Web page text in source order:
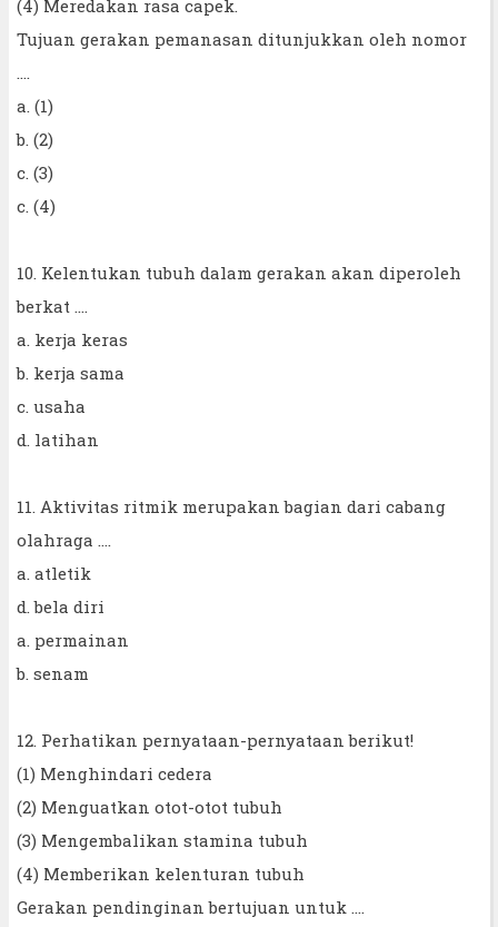
(4) Meredakan rasa capek.
Tujuan gerakan pemanasan ditunjukkan oleh nomor
a. (1)
b. (2)
c. (3)
c. (4)
10. Kelentukan tubuh dalam gerakan akan diperoleh
berkat ....
a. kerja keras
b. kerja sama
c. usaha
d. latihan
11. Aktivitas ritmik merupakan bagian dari cabang
olahraga ....
a. atletik
d. bela diri
a. permainan
b. senam
12. Perhatikan pernyataan-pernyataan berikut!
(1) Menghindari cedera
(2) Menguatkan otot-otot tubuh
(3) Mengembalikan stamina tubuh
(4) Memberikan kelenturan tubuh
Gerakan pendinginan bertujuan untuk ....